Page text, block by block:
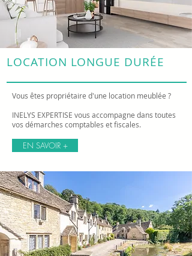
LOCATION LONGUE DURÉE
Vous êtes propriétaire d'une location meublée ?
INELYS EXPERTISE vous accompagne dans toutes
vos démarches comptables et fiscales.
EN SAVOIR +